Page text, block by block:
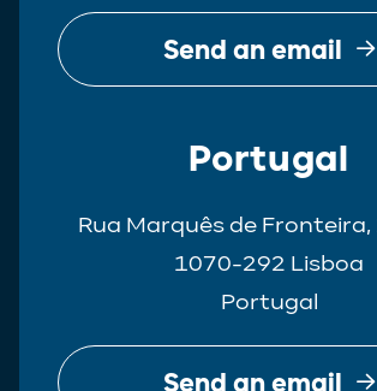
Send an email
Portugal
Rua Marquês de Fronteira,
1070-292 Lisboa
Portugal
Send an email